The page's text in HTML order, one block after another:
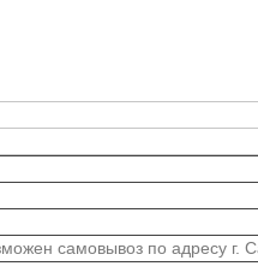
самовывоз по адресу г.